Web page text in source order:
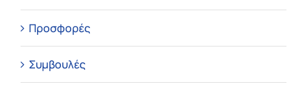
Προσφορές
Συμβουλές